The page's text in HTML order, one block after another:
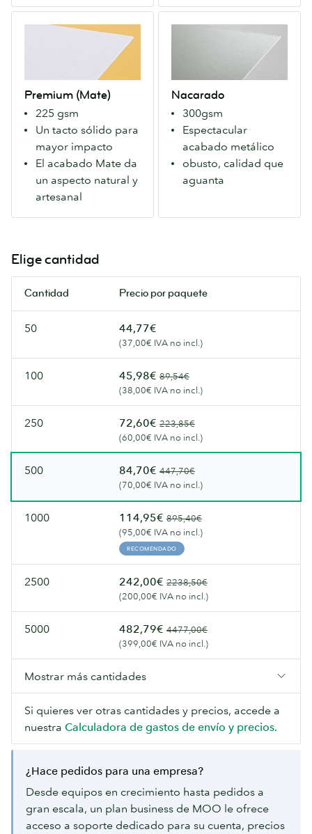
puedas
escribir.
más
intensos
moderna.
Premium (Mate)
225 gsm
Un tacto sólido para
mayor impacto
El acabado Mate da
un aspecto natural y
artesanal
con
acabado
ambas
caras.
Colores
naturales
con
Nacarado
300gsm
Espectacular
acabado metálico
obusto, calidad que
aguanta
llamativo
acabado
metálico
que
resalta
colores.
Elige cantidad
Cantidad Precio por paquete
50 44,77€
(37,00€ IVA no incl.)
100 45,98€ 89,54€
(38,00€ IVA no incl.)
250 72,60€ 223,85€
(60,00€ IVA no incl.)
500 84,70€ 447,70€
(70,00€ IVA no incl.)
1000 114,95€ 895,40€
(95,00€ IVA no incl.)
RECOMENDADO
2500 242,00€ 2238,50€
(200,00€ IVA no incl.)
5000 482,79€ 4477,00€
(399,00€ IVA no incl.)
Mostrar más cantidades
Si quieres ver otras cantidades y precios, accede a
nuestra Calculadora de gastos de envío y precios.
¿Hace pedidos para una empresa?
Desde equipos en crecimiento hasta pedidos a
gran escala, un plan business de MOO le ofrece
acceso a soporte dedicado para su cuenta, precios